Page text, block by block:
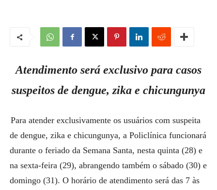
Atendimento será exclusivo para casos
suspeitos de dengue, zika e chicungunya
Para atender exclusivamente os usuários com suspeita
de dengue, zika e chicungunya, a Policlínica funcionará
durante o feriado da Semana Santa, nesta quinta (28) e
na sexta-feira (29), abrangendo também o sábado (30) e
domingo (31). O horário de atendimento será das 7 às